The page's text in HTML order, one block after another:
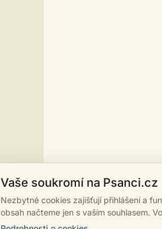
Vaše soukromí na Psanci.cz
Nezbytné cookies zajišťují přihlášení a
obsah načteme jen s vaším souhlasem.